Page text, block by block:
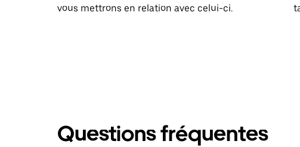
vous mettrons en relation avec celui-ci.
Questions fréquentes